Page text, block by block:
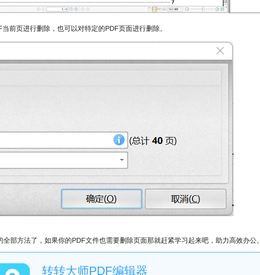
前页进行删除，也可以对特定的PDF页面进行删除。
部方法了，如果你的PDF文件也需要删除页面那就赶紧学习起来吧，助力高效办公。
转转大师PDF编辑器